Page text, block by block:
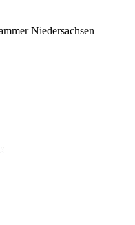
Niedersachsen